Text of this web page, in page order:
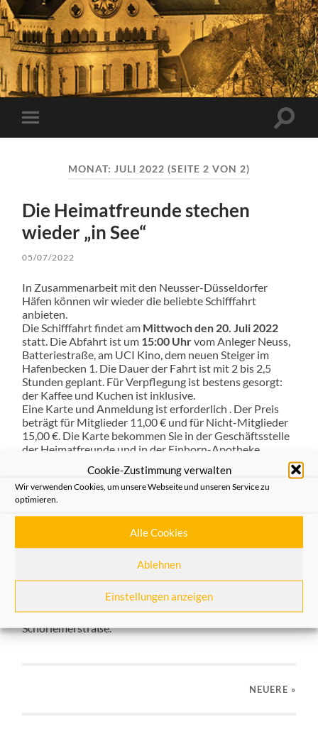
Cookie-Zustimmung verwalten
Wir verwenden Cookies, um unsere Webseite und unseren Service zu
optimieren.
Alle Cookies
Ablehnen
Einstellungen anzeigen
Mobile-
Menü
MONAT: JULI 2022 (SEITE 2 VON 2)
Die Heimatfreunde stechen
wieder „in See“
05/07/2022
In Zusammenarbeit mit den Neusser-Düsseldorfer
Häfen können wir wieder die beliebte Schifffahrt
anbieten.
Die Schifffahrt findet am Mittwoch den 20. Juli 2022
statt. Die Abfahrt ist um 15:00 Uhrvom Anleger Neuss,
Batteriestraße, am UCI Kino, dem neuen Steiger im
Hafenbecken 1. Die Dauer der Fahrt ist mit 2 bis 2,5
Stunden geplant. Für Verpflegung ist bestens gesorgt:
der Kaffee und Kuchen ist inklusive.
Eine Karte und Anmeldung ist erforderlich . Der Preis
beträgt für Mitglieder 11,00 € und für Nicht-Mitglieder
15,00 €. Die Karte bekommen Sie in der Geschäftsstelle
der Heimatfreunde und in der Einhorn-Apotheke.
Die Heimatfreunde erinnern
Neuss“ – TG – mit mehr als 5000 Mitgliedern und rund
30 Abteilungen mit dem Hauptsitz an der
Schorlemerstraße.
NEUERE »